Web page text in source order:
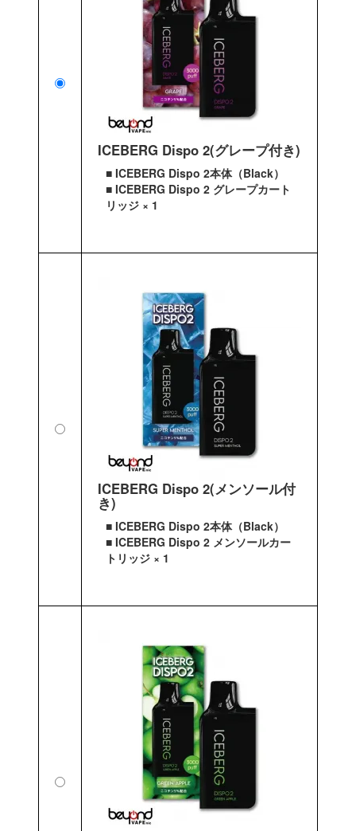
ICEBERG Dispo 2(グレープ付き)
■ ICEBERG Dispo 2本体（Black）
■ ICEBERG Dispo 2 グレープカート
リッジ × 1
ICEBERG Dispo 2(メンソール付
き)
■ ICEBERG Dispo 2本体（Black）
■ ICEBERG Dispo 2 メンソールカー
トリッジ × 1